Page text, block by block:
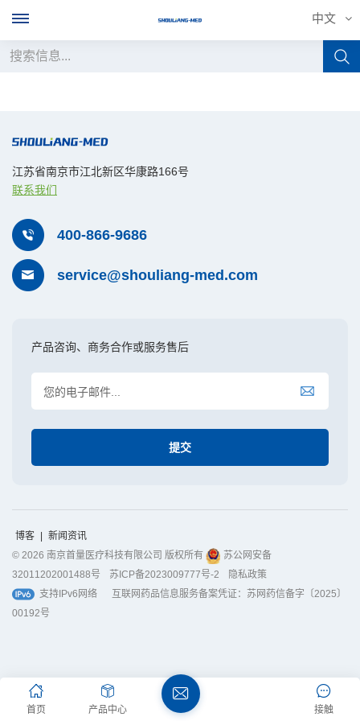
中文
italiano
江苏省南京市江北新区华康路166号
联系我们
400-866-9686
service@shouliang-med.com
产品咨询、商务合作或服务售后
博客 | 新闻资讯
© 2026 南京首量医疗科技有限公司 版权所有
苏公网安备
32011202001488号
苏ICP备2023009777号-2
隐私政策
支持IPv6网络
互联网药品信息服务备案凭证：苏网药信备字〔2025〕
00192号
首页 产品中心 接触